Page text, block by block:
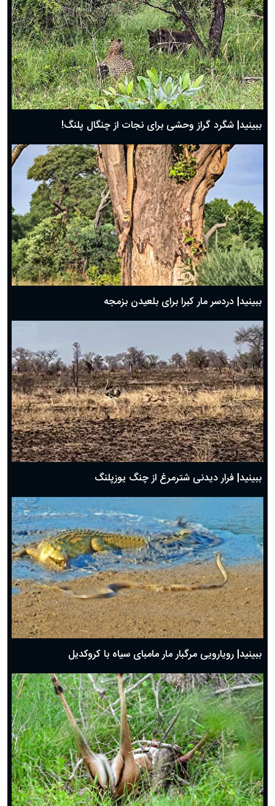
ببینید| شگرد گراز وحشی برای نجات از چنگال پلنگ!
ببینید| دردسر مار کبرا برای بلعیدن بزمجه
ببینید| فرار دیدنی شترمرغ از چنگ یوزپلنگ
ببینید| رویارویی مرگبار مار مامبای سیاه با کروکدیل